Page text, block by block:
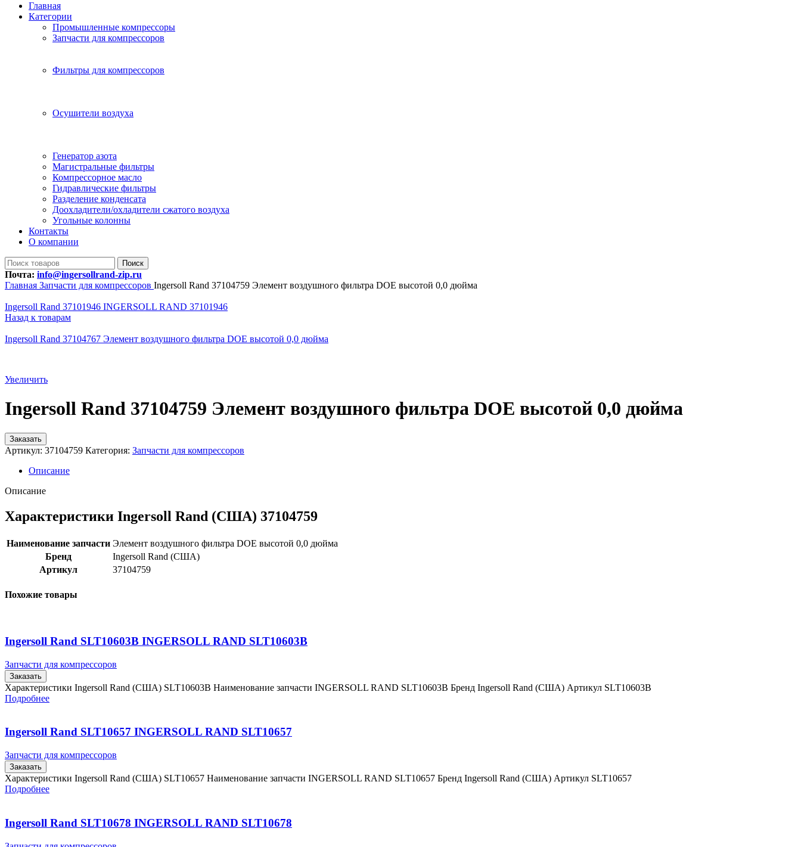
Главная
Категории
Промышленные компрессоры
Запчасти для компрессоров
Фильтры для компрессоров
Осушители воздуха
Генератор азота
Магистральные фильтры
Компрессорное масло
Гидравлические фильтры
Разделение конденсата
Доохладители/охладители сжатого воздуха
Угольные колонны
Контакты
О компании
Поиск
Почта: info@ingersollrand-zip.ru
Главная Запчасти для компрессоров Ingersoll Rand 37104759 Элемент воздушного фильтра DOE высотой 0,0 дюйма
Ingersoll Rand 37101946 INGERSOLL RAND 37101946
Назад к товарам
Ingersoll Rand 37104767 Элемент воздушного фильтра DOE высотой 0,0 дюйма
Увеличить
Ingersoll Rand 37104759 Элемент воздушного фильтра DOE высотой 0,0 дюйма
Заказать
Артикул: 37104759 Категория: Запчасти для компрессоров
Описание
Описание
Характеристики Ingersoll Rand (США) 37104759
Наименование запчасти Элемент воздушного фильтра DOE высотой 0,0 дюйма
Бренд
Ingersoll Rand (США)
Артикул
37104759
Похожие товары
Ingersoll Rand SLT10603B INGERSOLL RAND SLT10603B
Запчасти для компрессоров
Заказать
Характеристики Ingersoll Rand (США) SLT10603B Наименование запчасти INGERSOLL RAND SLT10603B Бренд Ingersoll Rand (США) Артикул SLT10603B
Подробнее
Ingersoll Rand SLT10657 INGERSOLL RAND SLT10657
Запчасти для компрессоров
Заказать
Характеристики Ingersoll Rand (США) SLT10657 Наименование запчасти INGERSOLL RAND SLT10657 Бренд Ingersoll Rand (США) Артикул SLT10657
Подробнее
Ingersoll Rand SLT10678 INGERSOLL RAND SLT10678